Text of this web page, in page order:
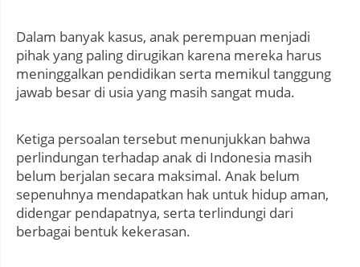
Dalam banyak kasus, anak perempuan menjadi
pihak yang paling dirugikan karena mereka harus
meninggalkan pendidikan serta memikul tanggung
jawab besar di usia yang masih sangat muda.
Ketiga persoalan tersebut menunjukkan bahwa
perlindungan terhadap anak di Indonesia masih
belum berjalan secara maksimal. Anak belum
sepenuhnya mendapatkan hak untuk hidup aman,
didengar pendapatnya, serta terlindungi dari
berbagai bentuk kekerasan.